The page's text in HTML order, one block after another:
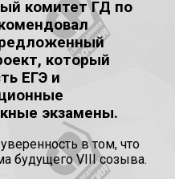
комитет ГД по
который
ЕГЭ и
экзамены.
в том, что
будущего VIII созыва.